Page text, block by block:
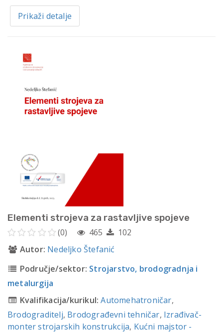
Prikaži detalje
Elementi strojeva za rastavljive spojeve
(0) 465
102
Autor: Nedeljko Štefanić
Područje/sektor: Strojarstvo, brodogradnja i
metalurgija
Kvalifikacija/kurikul: Automehatroničar,
Brodograditelj, Brodograđevni tehničar, Izrađivač-
monter strojarskih konstrukcija, Kućni majstor -